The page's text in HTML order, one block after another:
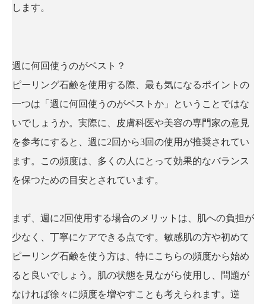
します。
週に何回使うのがベスト？
ピーリング石鹸を使用する際、最も気になるポイントの
一つは「週に何回使うのがベストか」ということではな
いでしょうか。実際に、皮膚科医や美容の専門家の意見
を参考にすると、週に2回から3回の使用が推奨されてい
ます。この頻度は、多くの人にとって効果的なバランス
を保つための目安とされています。
まず、週に2回使用する場合のメリットは、肌への負担が
少なく、丁寧にケアできる点です。敏感肌の方や初めて
ピーリング石鹸を使う方は、特にこちらの頻度から始め
ると良いでしょう。肌の状態を見ながら使用し、問題が
なければ徐々に頻度を増やすことも考えられます。逆